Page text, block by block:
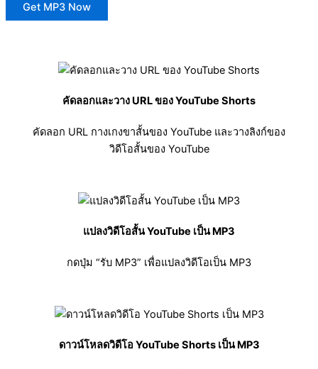
Get MP3 Now
คัดลอกและวาง URL ของ YouTube Shorts
คัดลอก URL กางเกงขาสั้นของ YouTube และวางลิงก์ของ
วิดีโอสั้นของ YouTube
แปลงวิดีโอสั้น YouTube เป็น MP3
กดปุ่ม “รับ MP3” เพื่อแปลงวิดีโอเป็น MP3
ดาวน์โหลดวิดีโอ YouTube Shorts เป็น MP3